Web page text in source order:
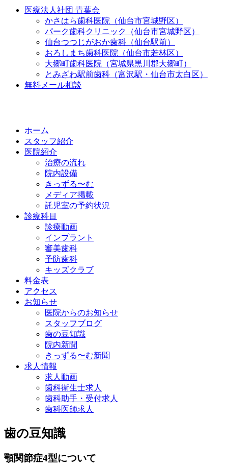
医療法人社団 青葉会
かさはら歯科医院（仙台市宮城野区）
パーク歯科クリニック（仙台市宮城野区）
仙台つつじがおか歯科（仙台駅前）
おろしまち歯科医院（仙台市若林区）
大郷町歯科医院（宮城県黒川郡大郷町）
とみざわ駅前歯科（富沢駅・仙台市太白区）
無料メール相談
ホーム
スタッフ紹介
医院紹介
治療の流れ
院内設備
きっずる〜む
メディア掲載
託児室の予約状況
診療科目
診療動画
インプラント
審美歯科
予防歯科
キッズクラブ
料金表
アクセス
お知らせ
医院からのお知らせ
スタッフブログ
歯の豆知識
院内新聞
きっずる〜む新聞
求人情報
求人動画
歯科衛生士求人
歯科助手・受付求人
歯科医師求人
歯の豆知識
顎関節症4型について